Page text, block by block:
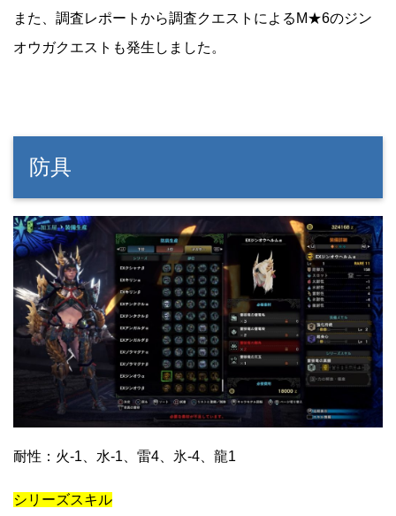
また、調査レポートから調査クエストによるM★6のジン
オウガクエストも発生しました。
防具
耐性：火-1、水-1、雷4、氷-4、龍1
シリーズスキル